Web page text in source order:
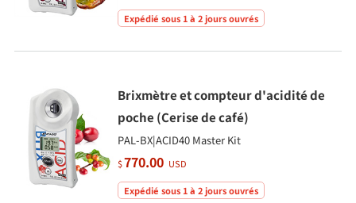
Expédié sous 1 à 2 jours ouvrés
Brixmètre et compteur d'acidité de
poche (Cerise de café)
PAL-BX|ACID40 Master Kit
$770.00 USD
Expédié sous 1 à 2 jours ouvrés